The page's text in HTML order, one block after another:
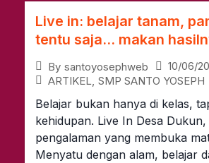
Live in: belajar tanam,
tentu saja… makan
By santoyosephweb
10/06/
ARTIKEL SMP SANTO YOSEPH
Belajar bukan hanya di kelas,
kehidupan. Live In Desa
pengalaman yang membuka
Menyatu dengan alam, belajar